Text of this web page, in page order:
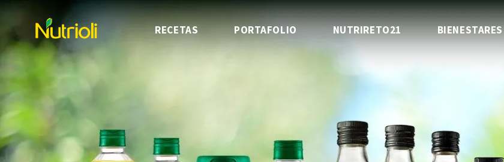
RECETAS PORTAFOLIO NUTRIRETO21 BIENESTARES